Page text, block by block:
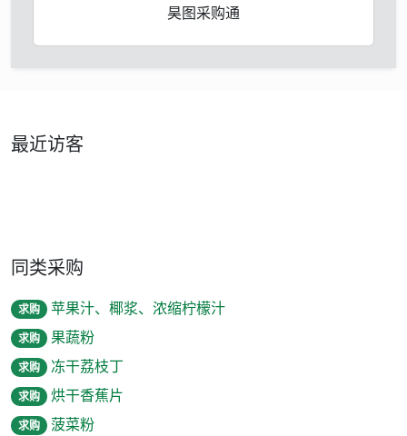
昊图采购通
最近访客
同类采购
求购 苹果汁、椰浆、浓缩柠檬汁
求购 果蔬粉
求购 冻干荔枝丁
求购 烘干香蕉片
求购 菠菜粉